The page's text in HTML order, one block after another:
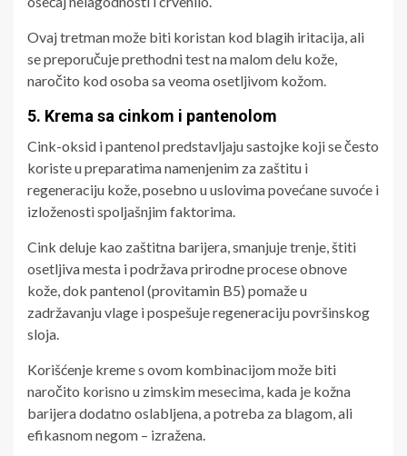
Ovaj tretman može biti koristan kod blagih iritacija, ali
se preporučuje prethodni test na malom delu kože,
naročito kod osoba sa veoma osetljivom kožom.
5. Krema sa cinkom i pantenolom
Cink-oksid i pantenol predstavljaju sastojke koji se često
koriste u preparatima namenjenim za zaštitu i
regeneraciju kože, posebno u uslovima povećane suvoće i
izloženosti spoljašnjim faktorima.
Cink deluje kao zaštitna barijera, smanjuje trenje, štiti
osetljiva mesta i podržava prirodne procese obnove
kože, dok pantenol (provitamin B5) pomaže u
zadržavanju vlage i pospešuje regeneraciju površinskog
sloja.
Korišćenje kreme s ovom kombinacijom može biti
naročito korisno u zimskim mesecima, kada je kožna
barijera dodatno oslabljena, a potreba za blagom, ali
efikasnom negom – izražena.